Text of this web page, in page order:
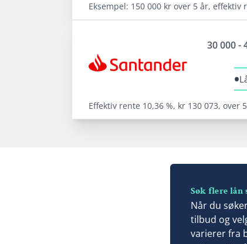
Eksempel: 150 000 kr over 5 år,
Tilbyr refinansiering
30 000 -
•
Effektiv rente 10,36 %, kr 130 073, over
Samle lån og kreditter
Søk flere lån
Når du
tilbud og
varierer fra